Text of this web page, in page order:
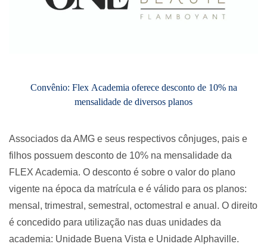
Convênio: Flex Academia oferece desconto de 10% na
mensalidade de diversos planos
Associados da AMG e seus respectivos cônjuges, pais e
filhos possuem desconto de 10% na mensalidade da
FLEX Academia. O desconto é sobre o valor do plano
vigente na época da matrícula e é válido para os planos:
mensal, trimestral, semestral, octomestral e anual. O direito
é concedido para utilização nas duas unidades da
academia: Unidade Buena Vista e Unidade Alphaville.